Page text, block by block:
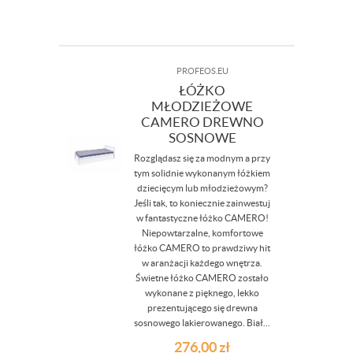
PROFEOS.EU
ŁÓŻKO
MŁODZIEŻOWE
CAMERO DREWNO
SOSNOWE
Rozglądasz się za modnym a przy
tym solidnie wykonanym łóżkiem
dziecięcym lub młodzieżowym?
Jeśli tak, to koniecznie zainwestuj
w fantastyczne łóżko CAMERO!
Niepowtarzalne, komfortowe
łóżko CAMERO to prawdziwy hit
w aranżacji każdego wnętrza.
Świetne łóżko CAMERO zostało
wykonane z pięknego, lekko
prezentującego się drewna
sosnowego lakierowanego. Biał...
276,00zł